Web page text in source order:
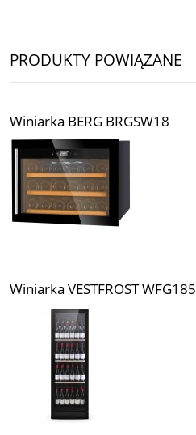
PRODUKTY POWIĄZANE
Winiarka BERG BRGSW18
Winiarka VESTFROST WFG185